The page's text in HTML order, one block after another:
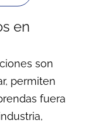
en
son
permiten
fuera